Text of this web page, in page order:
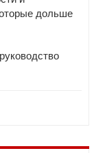
дольше